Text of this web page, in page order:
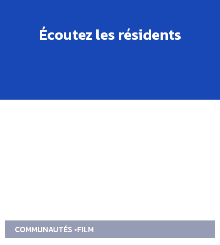
Écoutez les résidents
COMMUNAUTÉS FILM